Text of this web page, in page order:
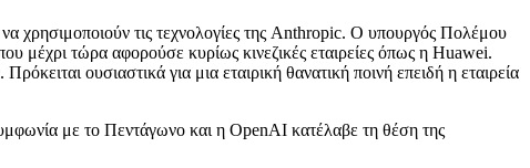
χρησιμοποιούν τις τεχνολογίες της Anthropic. Ο υπουργός Πολέμου
μέχρι τώρα αφορούσε κυρίως κινεζικές εταιρείες όπως η Huawei.
ουσιαστικά για μια εταιρική θανατική ποινή επειδή η εταιρεία
με το Πεντάγωνο και η OpenAI κατέλαβε τη θέση της